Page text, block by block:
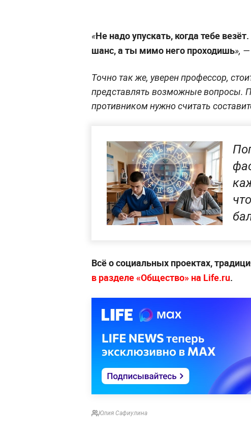
«Не надо упускать, когда тебе
шанс, а ты мимо него проходишь»,
Точно так же, уверен профессор,
представлять возможные вопросы.
противником нужно считать
Всё о социальных проектах,
в разделе «Общество» на Life.ru.
Юлия Сафиулина